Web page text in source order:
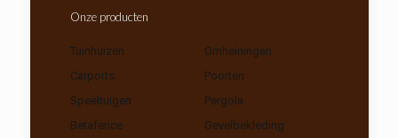
Onze producten
Tuinhuizen
Carports
Speeltuigen
Betafence
Omheiningen
Poorten
Pergola
Gevelbekleding